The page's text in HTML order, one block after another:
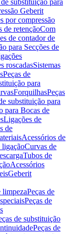
de substituição para
Geberit
por compressão
de retençãoCom
de contador de
para Secções de
roscadasSistemas
Peças de
para
ForquilhasPeças
substituição para
para Bocas de
Ligações de
de
Acessórios de
ligaçãoCurvas de
Tubos de
Acessórios
Geberit
limpezaPeças de
Peças de
de substituição
Peças de